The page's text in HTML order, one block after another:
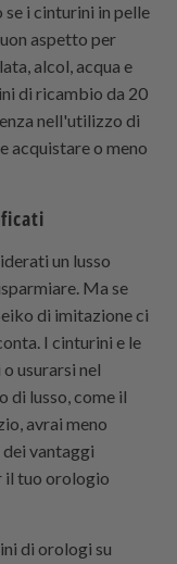
se i cinturini in pelle
aspetto per
alcol, acqua e
di ricambio da 20
nell'utilizzo di
acquistare o meno
un lusso
Ma se
di imitazione ci
I cinturini e le
usurarsi nel
di lusso, come il
avrai meno
vantaggi
il tuo orologio
di orologi su